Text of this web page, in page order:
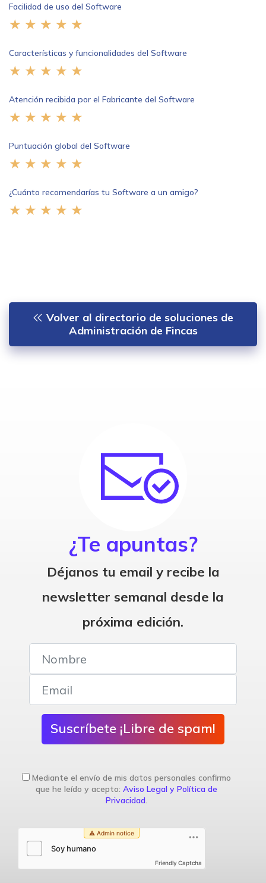
Facilidad de uso del Software
Características y funcionalidades del Software
Atención recibida por el Fabricante del Software
Puntuación global del Software
¿Cuánto recomendarías tu Software a un amigo?
Volver al directorio de soluciones de
Administración de Fincas
¿Te apuntas?
Déjanos tu email y recibe la
newsletter semanal desde la
próxima edición.
Suscríbete ¡Libre de spam!
Mediante el envío de mis datos personales confirmo
que he leído y acepto: Aviso Legal y Política de
Privacidad.
Friendly Captcha